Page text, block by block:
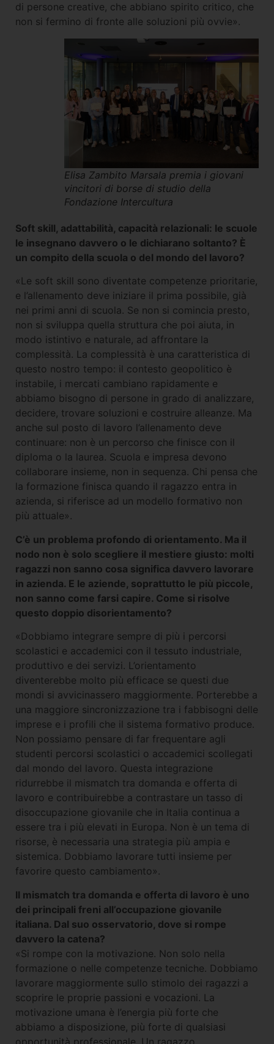
di persone creative, che abbiano spirito critico, che
non si fermino di fronte alle soluzioni più ovvie».
Elisa Zambito Marsala premia i giovani
vincitori di borse di studio della
Fondazione Intercultura
Soft skill, adattabilità, capacità relazionali: le scuole
le insegnano davvero o le dichiarano soltanto? È
un compito della scuola o del mondo del lavoro?
«Le soft skill sono diventate competenze prioritarie,
e l’allenamento deve iniziare il prima possibile, già
nei primi anni di scuola. Se non si comincia presto,
non si sviluppa quella struttura che poi aiuta, in
modo istintivo e naturale, ad affrontare la
complessità. La complessità è una caratteristica di
questo nostro tempo: il contesto geopolitico è
instabile, i mercati cambiano rapidamente e
abbiamo bisogno di persone in grado di analizzare,
decidere, trovare soluzioni e costruire alleanze. Ma
anche sul posto di lavoro l’allenamento deve
continuare: non è un percorso che finisce con il
diploma o la laurea. Scuola e impresa devono
collaborare insieme, non in sequenza. Chi pensa che
la formazione finisca quando il ragazzo entra in
azienda, si riferisce ad un modello formativo non
più attuale».
C’è un problema profondo di orientamento. Ma il
nodo non è solo scegliere il mestiere giusto: molti
ragazzi non sanno cosa significa davvero lavorare
in azienda. E le aziende, soprattutto le più piccole,
non sanno come farsi capire. Come si risolve
questo doppio disorientamento?
«Dobbiamo integrare sempre di più i percorsi
scolastici e accademici con il tessuto industriale,
produttivo e dei servizi. L’orientamento
diventerebbe molto più efficace se questi due
mondi si avvicinassero maggiormente. Porterebbe a
una maggiore sincronizzazione tra i fabbisogni delle
imprese e i profili che il sistema formativo produce.
Non possiamo pensare di far frequentare agli
studenti percorsi scolastici o accademici scollegati
dal mondo del lavoro. Questa integrazione
ridurrebbe il mismatch tra domanda e offerta di
lavoro e contribuirebbe a contrastare un tasso di
disoccupazione giovanile che in Italia continua a
essere tra i più elevati in Europa. Non è un tema di
risorse, è necessaria una strategia più ampia e
sistemica. Dobbiamo lavorare tutti insieme per
favorire questo cambiamento».
Il mismatch tra domanda e offerta di lavoro è uno
dei principali freni all’occupazione giovanile
italiana. Dal suo osservatorio, dove si rompe
davvero la catena?
«Si rompe con la motivazione. Non solo nella
formazione o nelle competenze tecniche. Dobbiamo
lavorare maggiormente sullo stimolo dei ragazzi a
scoprire le proprie passioni e vocazioni. La
motivazione umana è l’energia più forte che
abbiamo a disposizione, più forte di qualsiasi
opportunità professionale. Un ragazzo